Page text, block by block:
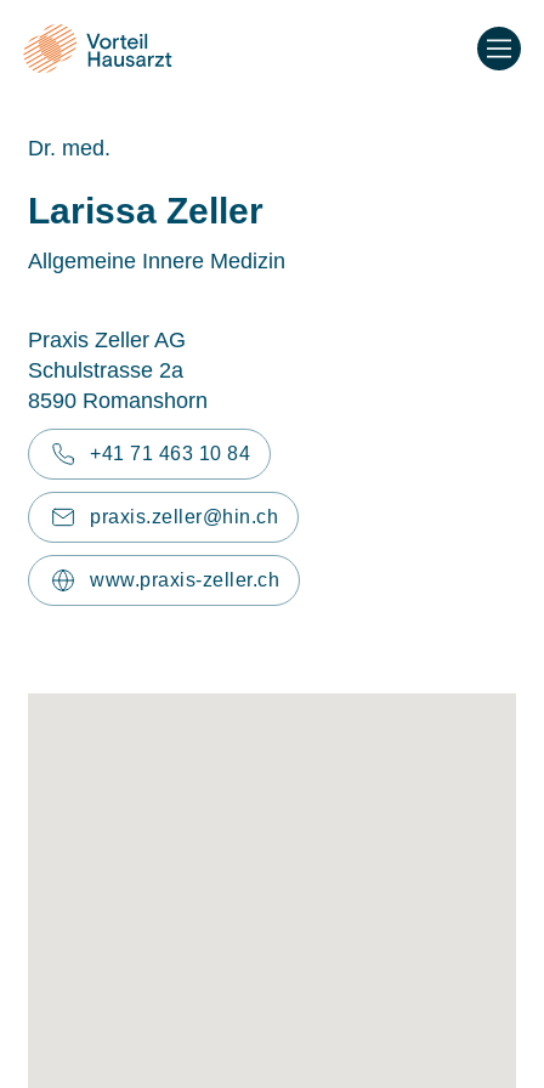
Dr. med.
Larissa Zeller
Allgemeine Innere Medizin
Praxis Zeller AG
Schulstrasse 2a
8590 Romanshorn
+41 71 463 10 84
praxis.zeller@hin.ch
www.praxis-zeller.ch